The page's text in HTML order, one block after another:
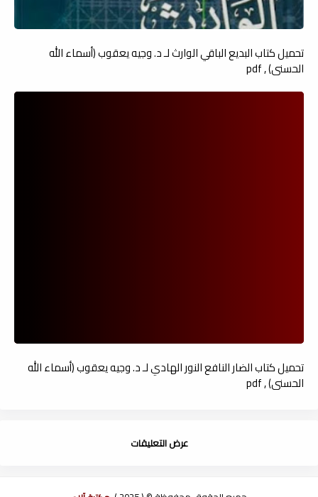
تحميل كتاب البديع الباقي الوارث لـ د. وجيه يعقوب (أسماء الله
الحسنى) , pdf
تحميل كتاب الضار النافع النور الهادي لـ د. وجيه يعقوب (أسماء الله
الحسنى) , pdf
عرض التعليقات